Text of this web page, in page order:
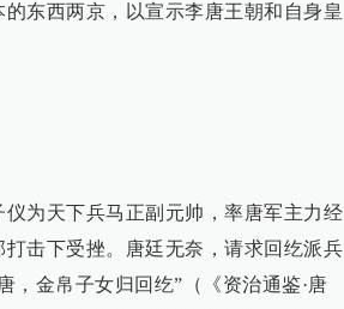
东西两京，以宣示李唐王朝和自身皇
为天下兵马正副元帅，率唐军主力经
击下受挫。唐廷无奈，请求回纥派兵
，金帛子女归回纥”（《资治通鉴·唐